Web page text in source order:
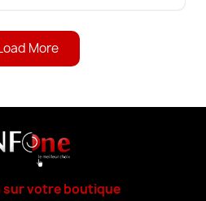
More
votre boutique